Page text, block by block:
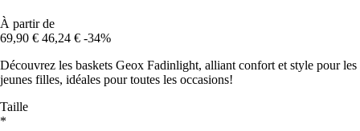
À partir de
69,90 € 46,24 € -34%
Découvrez les baskets Geox Fadinlight, alliant confort et style pour les
jeunes filles, idéales pour toutes les occasions!
Taille
*